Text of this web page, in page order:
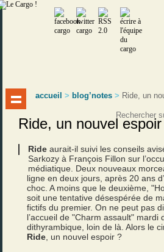
accueil > blog’notes > Ride, un
Ride, un nouvel
Ride aurait-il suivi les conseils
Sarkozy à François Fillon sur
médiatique. Deux nouveaux
ligne en deux jours, après 20 ans
choc. A moins que le deuxième,
soit une tentative désespérée de
fictifs du premier. On ne peut pas
l’accueil de "Charm assault" mardi
dithyrambique, loin de là. Alors le
Ride , un nouvel espoir ?